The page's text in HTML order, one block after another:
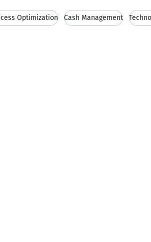
Optimization Cash Management